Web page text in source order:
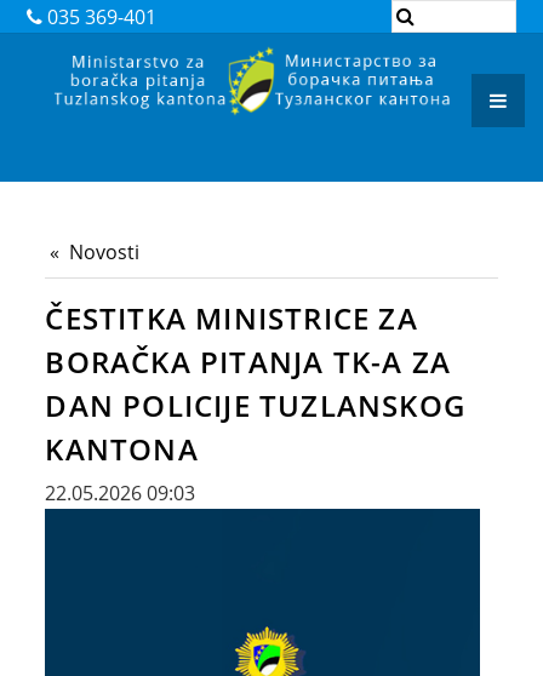
035 369-401
Novosti
ČESTITKA MINISTRICE ZA
BORAČKA PITANJA TK-A ZA
DAN POLICIJE TUZLANSKOG
KANTONA
22.05.2026 09:03
ZAKONI
PODZAKONSKI AKTI
JAVNI POZIVI I OBAVJEŠTENJA
JAVNE NABAVKE
KONTAKT